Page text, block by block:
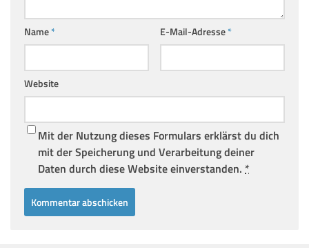
Name* E-Mail-Adresse*
Website
Mit der Nutzung dieses Formulars erklärst du dich
mit der Speicherung und Verarbeitung deiner
Daten durch diese Website einverstanden. *